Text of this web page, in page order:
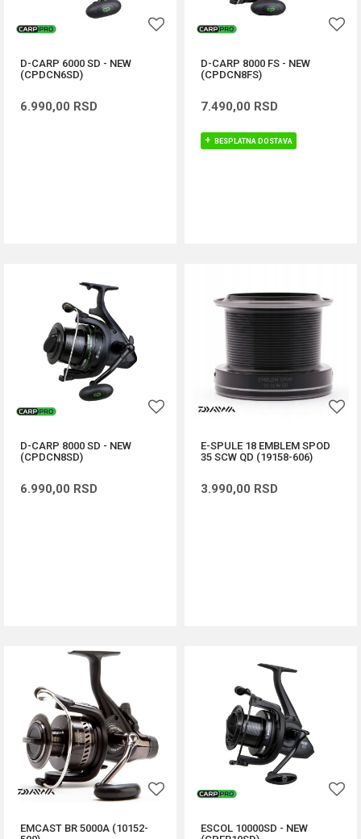
D-CARP 6000 SD - NEW
(CPDCN6SD)
6.990,00 RSD
D-CARP 8000 FS - NEW
(CPDCN8FS)
7.490,00 RSD
BESPLATNA DOSTAVA
D-CARP 8000 SD - NEW
(CPDCN8SD)
6.990,00 RSD
E-SPULE 18 EMBLEM SPOD
35 SCW QD (19158-606)
3.990,00 RSD
EMCAST BR 5000A (10152-
ESCOL 10000SD - NEW